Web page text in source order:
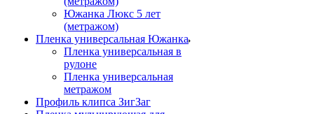
Южанка Люкс 5 лет
(метражом)
Пленка универсальная Южанка
Пленка универсальная в
рулоне
Пленка универсальная
метражом
Профиль клипса ЗигЗаг